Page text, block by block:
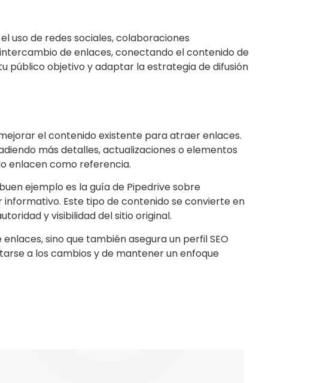
uso de redes sociales, colaboraciones
de enlaces, conectando el contenido de
público objetivo y adaptar la estrategia de difusión
el contenido existente para atraer enlaces.
más detalles, actualizaciones o elementos
enlacen como referencia.
ejemplo es la guía de Pipedrive sobre
informativo. Este tipo de contenido se convierte en
y visibilidad del sitio original.
sino que también asegura un perfil SEO
a los cambios y de mantener un enfoque